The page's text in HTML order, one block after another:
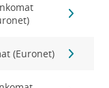
(Euronet)